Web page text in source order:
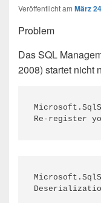
Veröffentlicht am März
Problem
Das SQL
2008) startet nicht
Re-register